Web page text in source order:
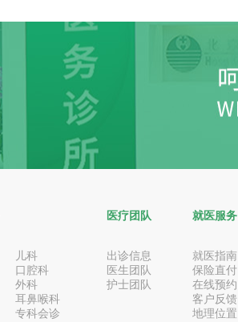
儿科
口腔科
外科
耳鼻喉科
专科会诊
医疗团队
出诊信息
医生团队
护士团队
就医服务
就医指南
保险直付
在线预约
客户反馈
地理位置